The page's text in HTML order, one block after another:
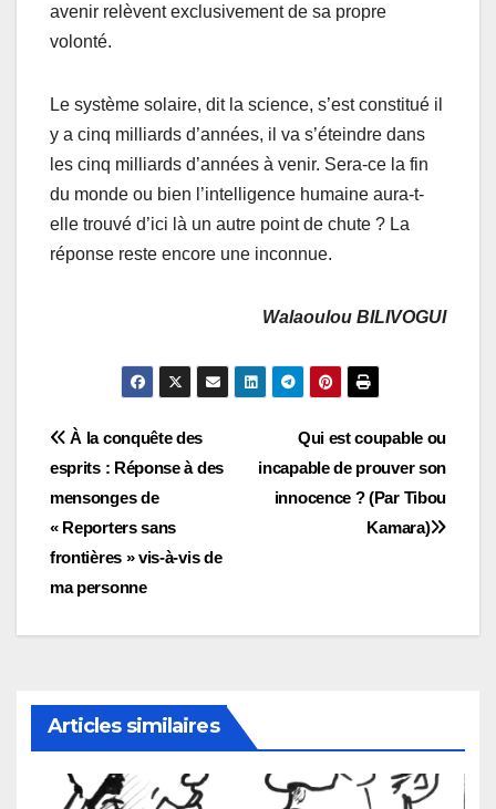
avenir relèvent exclusivement de sa propre
volonté.
Le système solaire, dit la science, s’est constitué il
y a cinq milliards d’années, il va s’éteindre dans
les cinq milliards d’années à venir. Sera-ce la fin
du monde ou bien l’intelligence humaine aura-t-
elle trouvé d’ici là un autre point de chute ? La
réponse reste encore une inconnue.
Walaoulou BILIVOGUI
Navigation
de
l’article
Qui est coupable ou
incapable de prouver son
innocence ? (Par Tibou
Kamara)
À la conquête des
esprits : Réponse à des
mensonges de
« Reporters sans
frontières » vis-à-vis de
ma personne
Articles similaires